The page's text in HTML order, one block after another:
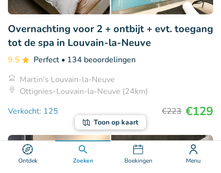
Ontdek Zoeken Boekingen Menu
Toon op kaart
Overnachting voor 2 + ontbijt + evt. toegang
tot de spa in Louvain-la-Neuve
9.5 Perfect • 134 beoordelingen
Martin's Louvain-la-Neuve
Ottignies-Louvain-la-Neuve (24km)
Verkocht: 125
€223 €129
29% korting